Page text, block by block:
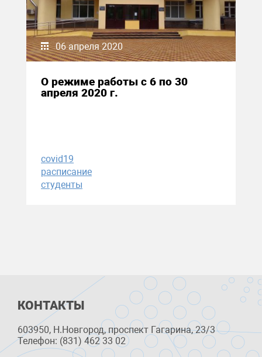
06 апреля 2020
О режиме работы с 6 по 30
апреля 2020 г.
covid19
расписание
студенты
КОНТАКТЫ
603950, Н.Новгород, проспект Гагарина, 23/3
Телефон: (831) 462 33 02